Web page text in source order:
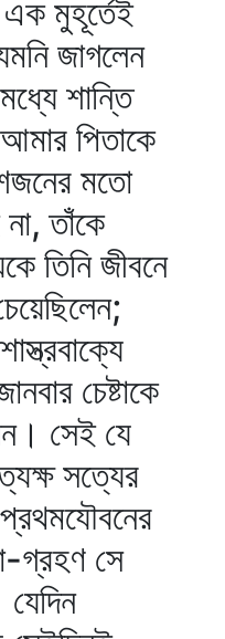
মুহূর্তেই
জাগলেন
শান্তি
পিতাকে
মতো
তাঁকে
তিনি জীবনে
চেষ্টাকে
সেই যে
সত্যের
গ্রহণ সে